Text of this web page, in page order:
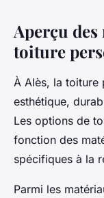
Aperçu
toiture
À Alès, la toiture
esthétique,
Les options de
fonction des
spécifiques à la
Parmi les